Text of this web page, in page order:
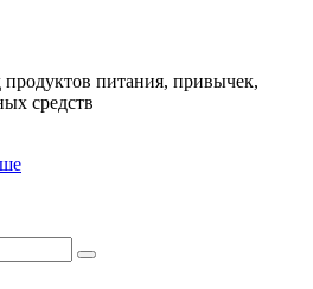
питания, привычек,
средств